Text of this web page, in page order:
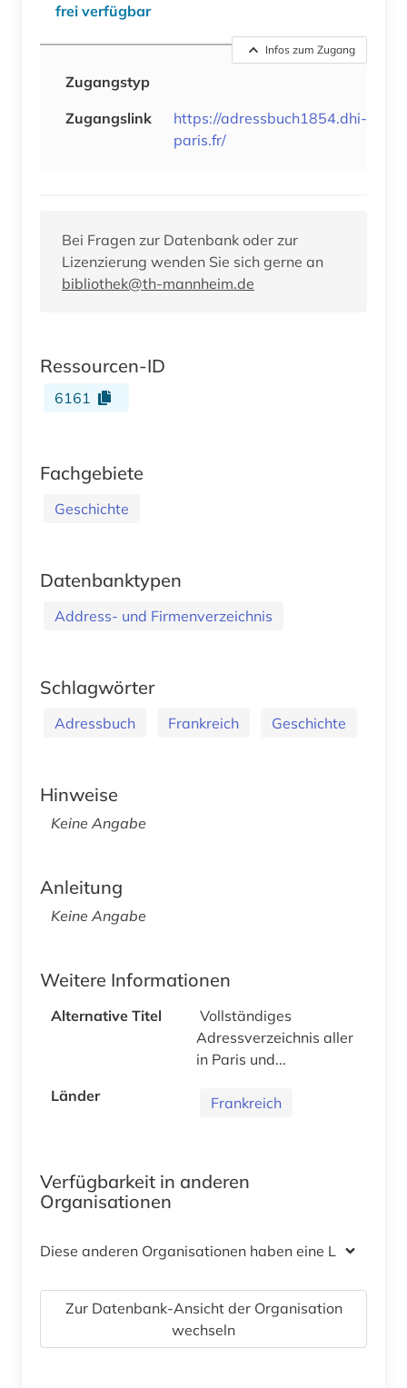
frei verfügbar
Infos zum Zugang
Zugangstyp
Zugangslink
https://adressbuch1854.dhi-
paris.fr/
Bei Fragen zur Datenbank oder zur
Lizenzierung wenden Sie sich gerne an
bibliothek@th-mannheim.de
Ressourcen-ID
6161
Fachgebiete
Geschichte
Datenbanktypen
Address- und Firmenverzeichnis
Schlagwörter
Adressbuch Frankreich Geschichte
Hinweise
Keine Angabe
Anleitung
Keine Angabe
Weitere Informationen
Alternative Titel
Vollständiges
Adressverzeichnis aller
in Paris und...
Länder
Frankreich
Verfügbarkeit in anderen
Organisationen
Diese anderen Organisationen haben eine Lizenz
Zur Datenbank-Ansicht der Organisation
wechseln